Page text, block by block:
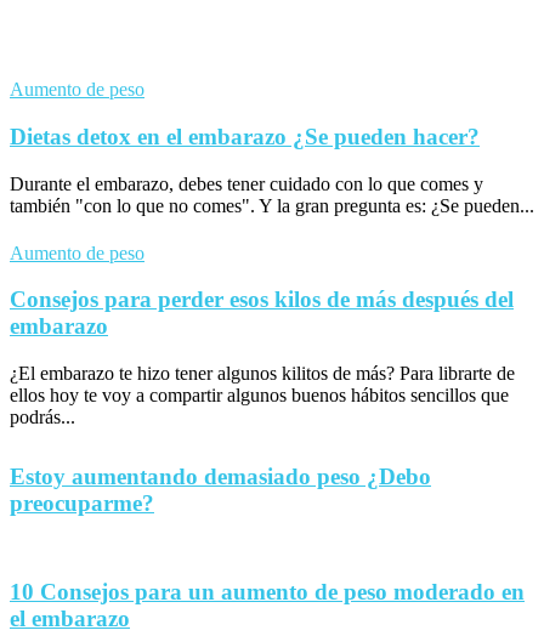
Aumento de peso
Dietas detox en el embarazo ¿Se pueden hacer?
Durante el embarazo, debes tener cuidado con lo que comes y
también "con lo que no comes". Y la gran pregunta es: ¿Se pueden...
Aumento de peso
Consejos para perder esos kilos de más después del
embarazo
¿El embarazo te hizo tener algunos kilitos de más? Para librarte de
ellos hoy te voy a compartir algunos buenos hábitos sencillos que
podrás...
Estoy aumentando demasiado peso ¿Debo
preocuparme?
10 Consejos para un aumento de peso moderado en
el embarazo